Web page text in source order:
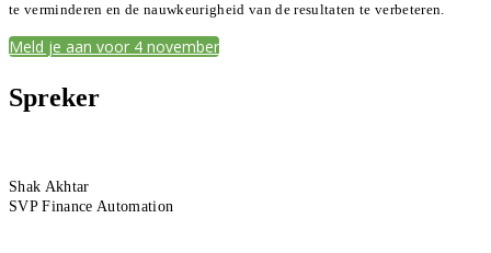
te verminderen en de nauwkeurigheid van de resultaten te verbeteren.
Meld je aan voor 4 november
Spreker
Shak Akhtar
SVP Finance Automation